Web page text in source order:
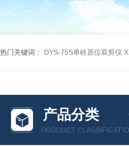
热门关键词： DYS-75S单砖原位双剪仪
产品分类
PRODUCT